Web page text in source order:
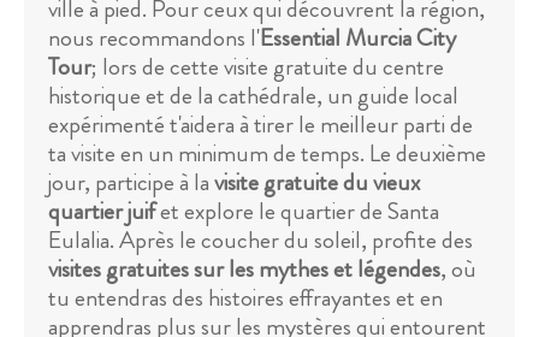
ville à pied. Pour ceux qui découvrent la région,
nous recommandons l'Essential Murcia City
Tour; lors de cette visite gratuite du centre
historique et de la cathédrale, un guide local
expérimenté t'aidera à tirer le meilleur parti de
ta visite en un minimum de temps. Le deuxième
jour, participe à lavisite gratuite du vieux
quartier juifet explore le quartier de Santa
Eulalia. Après le coucher du soleil, profite des
visites gratuites sur les mythes et légendes, où
tu entendras des histoires effrayantes et en
apprendras plus sur les mystères qui entourent